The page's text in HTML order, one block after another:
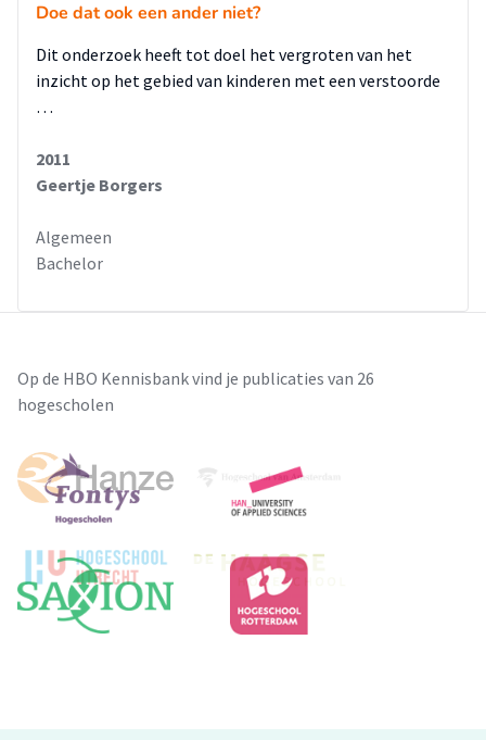
Doe dat ook een ander niet?
Dit onderzoek heeft tot doel het vergroten van het
inzicht op het gebied van kinderen met een verstoorde
…
2011
Geertje Borgers
Algemeen
Bachelor
Op de HBO Kennisbank vind je publicaties van 26
hogescholen